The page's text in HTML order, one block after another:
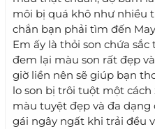
môi bị quá khô như nhiều
chắn bạn phải tìm đến
Em ấy là thỏi son chứa
đem lại màu son rất đẹp
giờ liền nên sẽ giúp bạn
lo son bị trôi tuột một cách
màu tuyệt đẹp và đa dạng
gái ngây ngất khi trải đều